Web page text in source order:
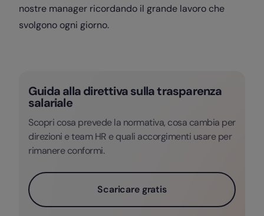
nostre manager ricordando il grande lavoro che
svolgono ogni giorno.
Guida alla direttiva sulla trasparenza
salariale
Scopri cosa prevede la normativa, cosa cambia per
direzioni e team HR e quali accorgimenti usare per
rimanere conformi.
Scaricare gratis